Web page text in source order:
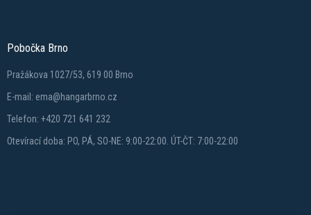
Pobočka Brno
Pražákova 1027/53, 619 00 Brno
E-mail: ema@hangarbrno.cz
Telefon: +420 721 641 232
Otevírací doba: PO, PÁ, SO-NE: 9:00-22:00. ÚT-ČT: 7:00-22:00